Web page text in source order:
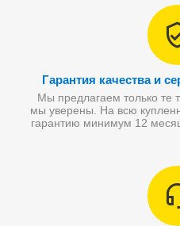
Гарантия качества и
Мы предлагаем только те
мы уверены. На всю
гарантию минимум 12